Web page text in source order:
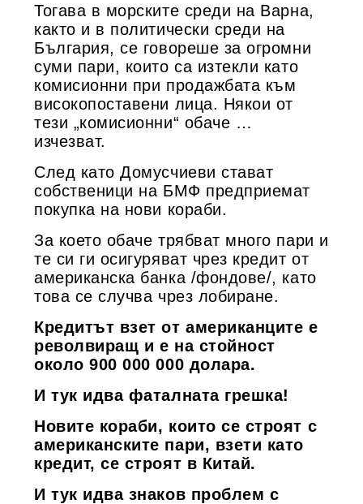
Тогава в морските среди на Варна,
както и в политически среди на
България, се говореше за огромни
суми пари, които са изтекли като
комисионни при продажбата към
високопоставени лица. Някои от
тези „комисионни“ обаче …
изчезват.
След като Домусчиеви стават
собственици на БМФ предприемат
покупка на нови кораби.
За което обаче трябват много пари и
те си ги осигуряват чрез кредит от
американска банка /фондове/, като
това се случва чрез лобиране.
Кредитът взет от американците е
револвиращ и е на стойност
около 900 000 000 долара.
И тук идва фаталната грешка!
Новите кораби, които се строят с
американските пари, взети като
кредит, се строят в Китай.
И тук идва знаков проблем с